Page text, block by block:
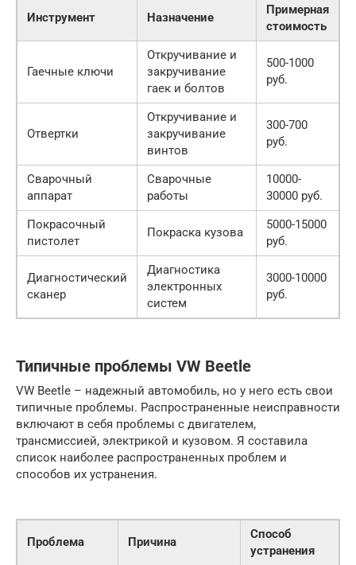
Инструмент Назначение
Примерная
стоимость
Гаечные ключи
Откручивание и
закручивание
гаек и болтов
500-1000
руб.
Отвертки
Откручивание и
закручивание
винтов
300-700
руб.
Сварочный
аппарат
Сварочные
работы
10000-
30000 руб.
Покрасочный
пистолет
Покраска кузова
5000-15000
руб.
Диагностический
сканер
Диагностика
электронных
систем
3000-10000
руб.
Типичные проблемы VW Beetle
VW Beetle – надежный автомобиль, но у него есть свои
типичные проблемы. Распространенные неисправности
включают в себя проблемы с двигателем,
трансмиссией, электрикой и кузовом. Я составила
список наиболее распространенных проблем и
способов их устранения.
Проблема Причина
Способ
устранения